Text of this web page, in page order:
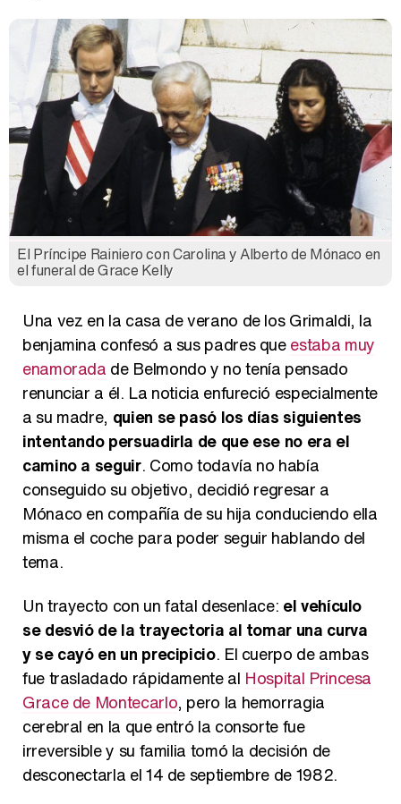
El Príncipe Rainiero con Carolina y Alberto de Mónaco en
el funeral de Grace Kelly
Una vez en la casa de verano de los Grimaldi, la
benjamina confesó a sus padres queestaba muy
enamorada de Belmondo y no tenía pensado
renunciar a él. La noticia enfureció especialmente
a su madre, quien se pasó los días siguientes
intentando persuadirla de que ese no era el
camino a seguir. Como todavía no había
conseguido su objetivo, decidió regresar a
Mónaco en compañía de su hija conduciendo ella
misma el coche para poder seguir hablando del
tema.
Un trayecto con un fatal desenlace: el vehículo
se desvió de la trayectoria al tomar una curva
y se cayó en un precipicio. El cuerpo de ambas
fue trasladado rápidamente al Hospital Princesa
Grace de Montecarlo, pero la hemorragia
cerebral en la que entró la consorte fue
irreversible y su familia tomó la decisión de
desconectarla el 14 de septiembre de 1982.